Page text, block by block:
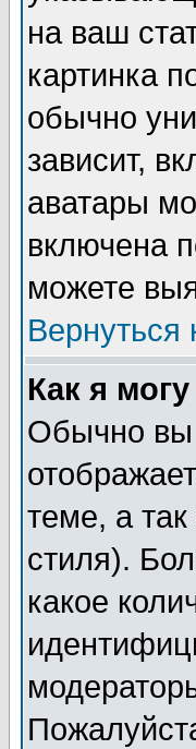
на ваш
картинка
обычно
зависит,
аватары
включена
можете
Вернуться
Как я
Обычно вы
теме, а
стиля).
какое